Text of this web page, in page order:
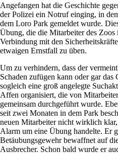
Angefangen hat die Geschichte
der Polizei ein Notruf einging, in
dem Loro Park gemeldet wurde.
Übung, die die Mitarbeiter des Zoos
Verbindung mit den
etwaigen Ernstfall zu üben.
Um zu verhindern, dass der
Schaden zufügen kann oder gar das
sogleich eine groß angelegte
Affen organisiert, die von
gemeinsam durchgeführt wurde.
seit zwei Monaten in dem Park
neuen Mitarbeiter nicht wirklich klar,
Alarm um eine Übung handelte. Er
Betäubungsgewehr bewaffnet auf
Ausbrecher. Schon bald wurde er